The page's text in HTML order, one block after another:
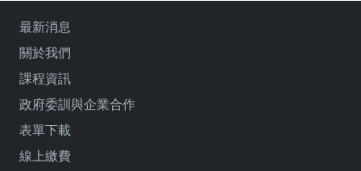
最新消息
關於我們
課程資訊
政府委訓與企業合作
表單下載
線上繳費